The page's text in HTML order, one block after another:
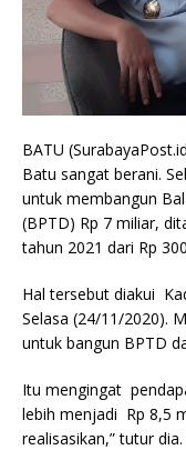
BATU
Batu sangat berani.
untuk membangun
(BPTD) Rp 7 miliar,
tahun 2021 dari Rp
Hal tersebut diakui
Selasa (24/11/2020).
untuk bangun BPTD
Itu mengingat
lebih menjadi Rp 8,5
realisasikan,” tutur dia.